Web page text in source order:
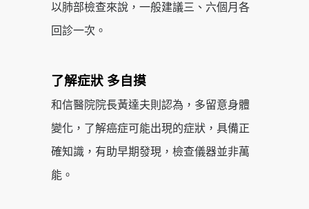
以肺部檢查來說，一般建議三、六個月各
回診一次。
了解症狀 多自摸
和信醫院院長黃達夫則認為，多留意身體
變化，了解癌症可能出現的症狀，具備正
確知識，有助早期發現，檢查儀器並非萬
能。